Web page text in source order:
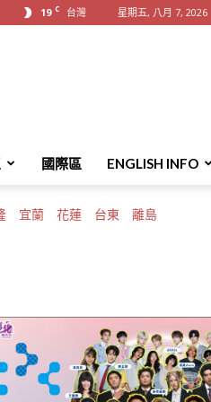
19 C 台灣 星期五, 八月 7, 2026
國際區 ENGLISH INFO
宜蘭 花蓮 台東 離島